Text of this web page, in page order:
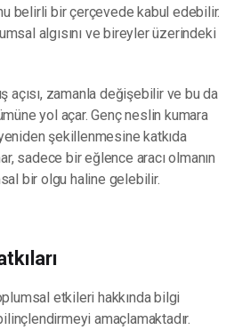
belirli bir çerçevede kabul edebilir.
algısını ve bireyler üzerindeki
açısı, zamanla değişebilir ve bu da
yol açar. Genç neslin kumara
şekillenmesine katkıda
sadece bir eğlence aracı olmanın
bir olgu haline gelebilir.
etkileri hakkında bilgi
amaçlamaktadır.